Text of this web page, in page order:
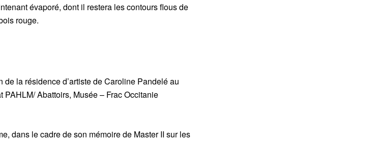
évaporé, dont il restera les contours flous de
rouge.
la résidence d’artiste de Caroline Pandelé au
Abattoirs, Musée – Frac Occitanie
dans le cadre de son mémoire de Master II sur les